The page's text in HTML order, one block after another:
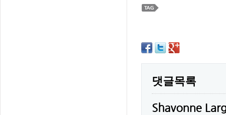
댓글목록
Shavonne